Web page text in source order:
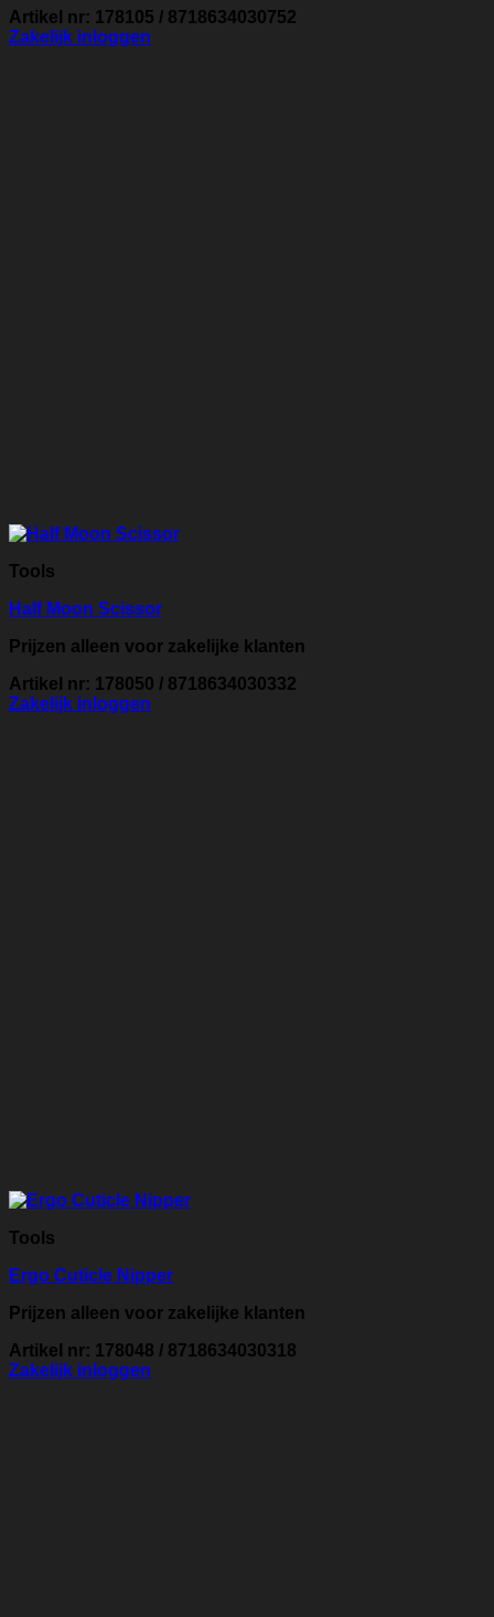
Artikel nr: 178105 / 8718634030752
Zakelijk inloggen
Tools
Half Moon Scissor
Prijzen alleen voor zakelijke klanten
Artikel nr: 178050 / 8718634030332
Zakelijk inloggen
Tools
Ergo Cuticle Nipper
Prijzen alleen voor zakelijke klanten
Artikel nr: 178048 / 8718634030318
Zakelijk inloggen